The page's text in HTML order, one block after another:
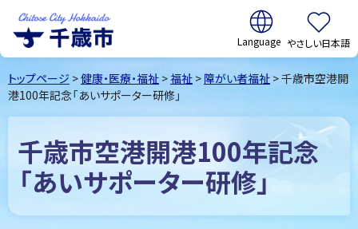
千歳市Chitose
City Hokkaido
翻訳:
やさしい日本語
トップページ >健康・医療・福祉 >福祉 > 障がい者福祉 > 千歳市空港開
港100年記念「あいサポーター研修」
千歳市空港開港100年記念
「あいサポーター研修」